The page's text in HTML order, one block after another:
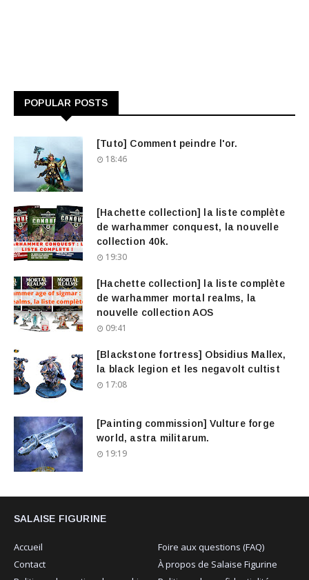
POPULAR POSTS
[Tuto] Comment peindre l'or.
18:46
[Hachette collection] la liste complète
de warhammer conquest, la nouvelle
collection 40k.
19:30
[Hachette collection] la liste complète
de warhammer mortal realms, la
nouvelle collection AOS
09:41
[Blackstone fortress] Obsidius Mallex,
la black legion et les negavolt cultist
17:08
[Painting commission] Vulture forge
world, astra militarum.
19:19
SALAISE FIGURINE
Accueil
Foire aux questions (FAQ)
Contact
À propos de Salaise Figurine